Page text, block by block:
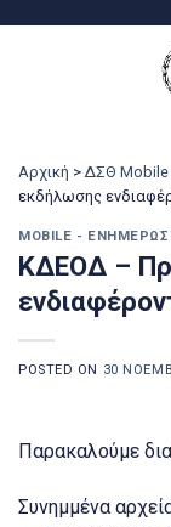
Αρχική > ΔΣΘ Mobile
εκδήλωσης
MOBILE -
ΚΔΕΟΔ –
POSTED ON 30
Παρακαλούμε
Συνημμένα